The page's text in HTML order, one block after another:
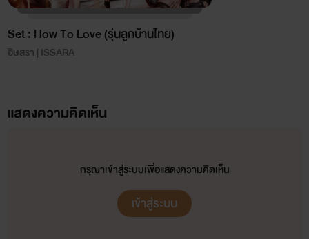
Set : How To Love (รุ่นลูกบ้านไทย)
อิษสรา | ISSARA
แสดงความคิดเห็น
กรุณาเข้าสู่ระบบเพื่อแสดงความคิดเห็น
เข้าสู่ระบบ